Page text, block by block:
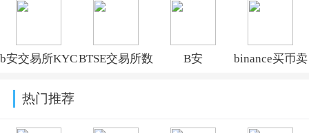
费下载安装
v3.18.4
appv3.18.4官 所最新版 软件手机版
b安交易所KYCBTSE交易所数 B安 binance买币卖
热门推荐